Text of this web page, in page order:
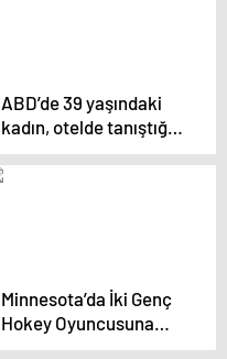
ABD’de 39 yaşındaki
kadın, otelde tanıştığı 2
hokey oyuncusuna
cinsel istismarda
Minnesota’da İki Genç
Hokey Oyuncusuna
Cinsel İstismarda